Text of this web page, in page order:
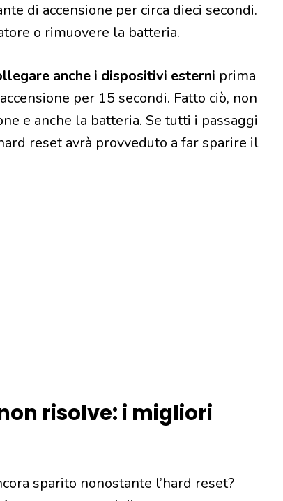
di accensione per circa dieci secondi.
o rimuovere la batteria.
anche i dispositivi esterni prima
per 15 secondi. Fatto ciò, non
e anche la batteria. Se tutti i passaggi
reset avrà provveduto a far sparire il
risolve: i migliori
sparito nonostante l’hard reset?